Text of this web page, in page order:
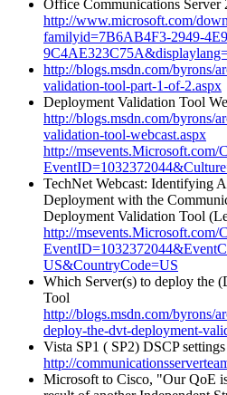
Office Communications Server
http://www.microsoft.com/
familyid=7B6AB4F3-2949-
http://blogs.msdn.com/byrons/
validation-tool-part-1-of-2.aspx
Deployment Validation Tool
http://blogs.msdn.com/byrons/
validation-tool-webcast.aspx
http://msevents.Microsoft.com/
TechNet Webcast: Identifying
Deployment with the
Deployment Validation Tool
http://msevents.Microsoft.com/
US&CountryCode=US
Which Server(s) to deploy the
Tool
http://blogs.msdn.com/byrons/
deploy-the-dvt-deployment-
Vista SP1 ( SP2) DSCP
http://
Microsoft to Cisco, "Our QoE